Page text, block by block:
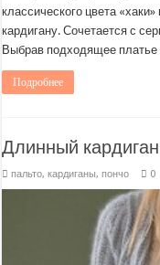
классического цвета
кардигану. Сочетается с
Выбрав подходящее
Подробнее
Длинный
пальто, кардиганы, пончо 0